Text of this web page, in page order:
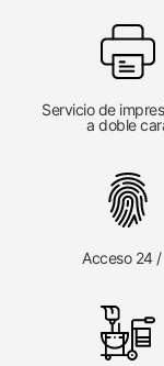
Servicio de
a doble
Acceso 24